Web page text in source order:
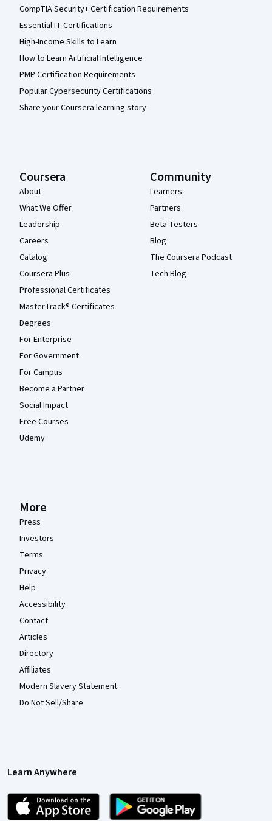
CompTIA Security+ Certification Requirements
Essential IT Certifications
High-Income Skills to Learn
How to Learn Artificial Intelligence
PMP Certification Requirements
Popular Cybersecurity Certifications
Share your Coursera learning story
Coursera
About
What We Offer
Leadership
Careers
Catalog
Coursera Plus
Professional Certificates
MasterTrack® Certificates
Degrees
For Enterprise
For Government
For Campus
Become a Partner
Social Impact
Free Courses
Udemy
Community
Learners
Partners
Beta Testers
Blog
The Coursera Podcast
Tech Blog
More
Press
Investors
Terms
Privacy
Help
Accessibility
Contact
Articles
Directory
Affiliates
Modern Slavery Statement
Do Not Sell/Share
Learn Anywhere